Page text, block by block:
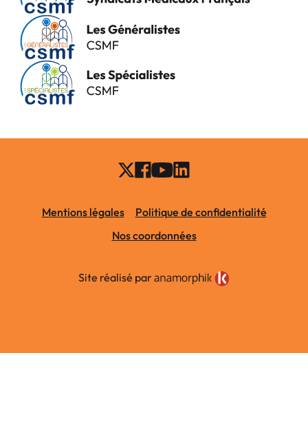
Mentions légales
Politique de confidentialité
Nos coordonnées
Site réalisé par